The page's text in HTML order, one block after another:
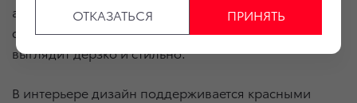
аэродинамический спойлер на крышке багажника,
фирменный логотип спецверсии — автомобиль
выглядит дерзко и стильно.
В интерьере дизайн поддерживается красными
ОТКАЗАТЬСЯ ПРИНЯТЬ